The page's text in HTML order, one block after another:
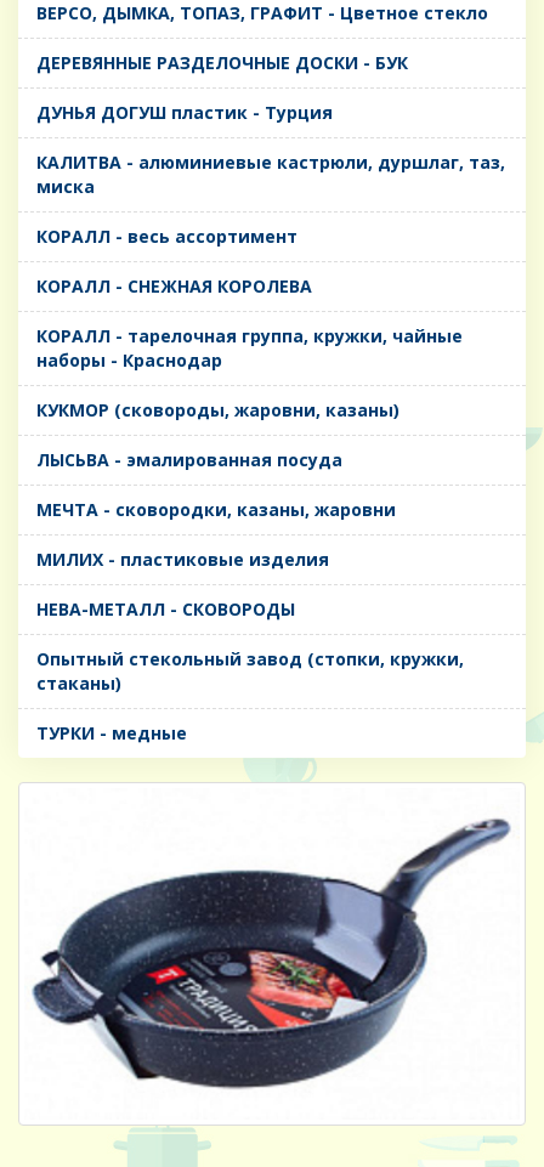
ВЕРСО, ДЫМКА, ТОПАЗ, ГРАФИТ - Цветное стекло
ДЕРЕВЯННЫЕ РАЗДЕЛОЧНЫЕ ДОСКИ - БУК
ДУНЬЯ ДОГУШ пластик - Турция
КАЛИТВА - алюминиевые кастрюли, дуршлаг, таз,
миска
КОРАЛЛ - весь ассортимент
КОРАЛЛ - СНЕЖНАЯ КОРОЛЕВА
КОРАЛЛ - тарелочная группа, кружки, чайные
наборы - Краснодар
КУКМОР (сковороды, жаровни, казаны)
ЛЫСЬВА - эмалированная посуда
МЕЧТА - сковородки, казаны, жаровни
МИЛИХ - пластиковые изделия
НЕВА-МЕТАЛЛ - СКОВОРОДЫ
Опытный стекольный завод (стопки, кружки,
стаканы)
ТУРКИ - медные